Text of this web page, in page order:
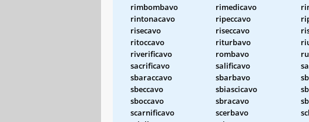
rimbombavo
rimedicavo
rintonacavo
ripeccavo
risecavo
riseccavo
ritoccavo
riturbavo
riverificavo
rombavo
sacrificavo
salificavo
sbaraccavo
sbarbavo
sbeccavo
sbiascicavo
sboccavo
sbracavo
scarnificavo
scerbavo